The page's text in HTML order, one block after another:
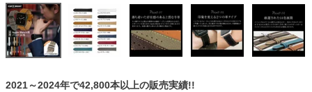
2021～2024年で42,800本以上の販売実績!!